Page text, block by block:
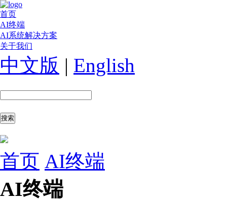
首页
AI终端
AI系统解决方案
关于我们
中文版 | English
首页 AI终端
AI终端